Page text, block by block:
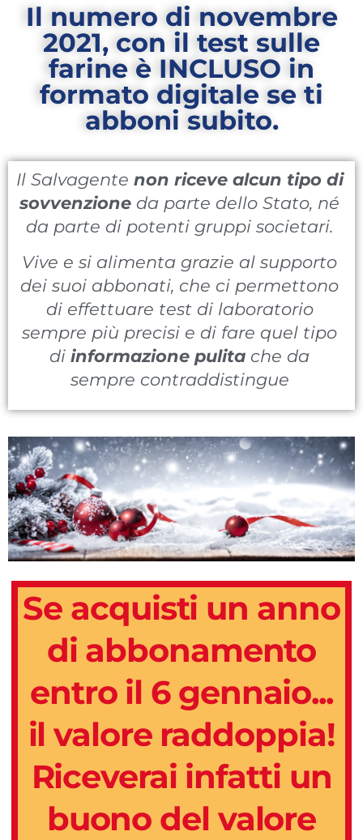
Il numero di novembre
2021, con il test sulle
farine è INCLUSO in
formato digitale se ti
abboni subito.
Il Salvagente non riceve alcun tipo di
sovvenzione da parte dello Stato, né
da parte di potenti gruppi societari.
Vive e si alimenta grazie al supporto
dei suoi abbonati, che ci permettono
di effettuare test di laboratorio
sempre più precisi e di fare quel tipo
diinformazione pulita che da
sempre contraddistingue
Se acquisti un anno
di abbonamento
entro il 6 gennaio...
il valore raddoppia!
Riceverai infatti un
buono del valore